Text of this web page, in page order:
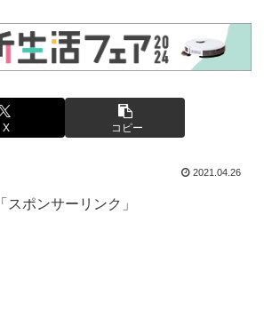
X コピー
2021.04.26
「スポンサーリンク」